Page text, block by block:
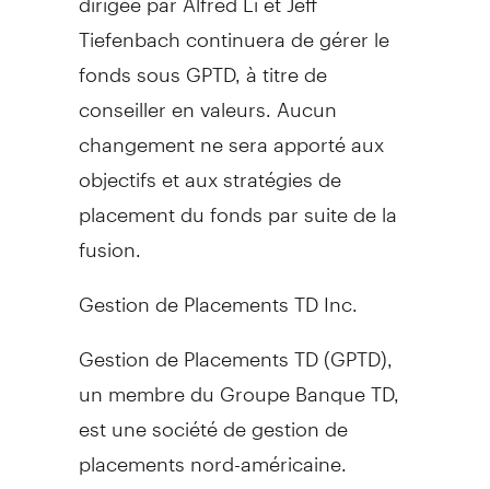
Tiefenbach continuera de gérer le
fonds sous GPTD, à titre de
conseiller en valeurs. Aucun
changement ne sera apporté aux
objectifs et aux stratégies de
placement du fonds par suite de la
fusion.
Gestion de Placements TD Inc.
Gestion de Placements TD (GPTD),
un membre du Groupe Banque TD,
est une société de gestion de
placements nord-américaine.